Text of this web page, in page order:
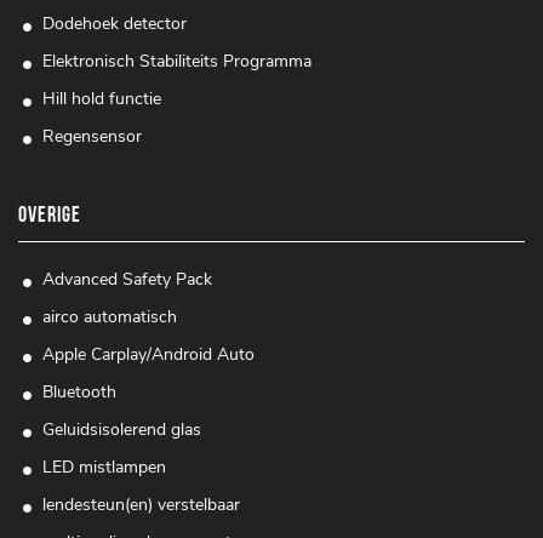
Dodehoek detector
Elektronisch Stabiliteits Programma
Hill hold functie
Regensensor
OVERIGE
Advanced Safety Pack
airco automatisch
Apple Carplay/Android Auto
Bluetooth
Geluidsisolerend glas
LED mistlampen
lendesteun(en) verstelbaar